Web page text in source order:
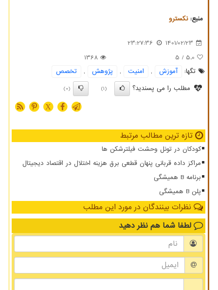
منبع:نكسترو
1401/02/23
23:27:36
5.0
/ 5
1368
تگها:
آموزش , امنیت , پژوهش ,
تخصص
مطلب را می پسندید؟
(1)
(0)
X
تازه ترین مطالب مرتبط
کودکان در تونل وحشت فیلترشکن ها
مراکز داده قربانی پنهان قطعی برق هزینه اختلال در اقتصاد دیجیتال
برنامه B همیشگی
پلن B همیشگی
نظرات بینندگان در مورد این مطلب
لطفا شما هم نظر دهید